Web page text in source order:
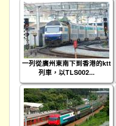
一列從廣州東南下到香港的ktt
列車，以TLS002...